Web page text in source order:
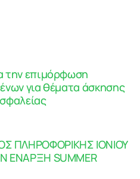
την επιμόρφωση
για θέματα άσκησης
ΠΛΗΡΟΦΟΡΙΚΗΣ ΙΟΝΙΟΥ
ΕΝΑΡΞΗ SUMMER